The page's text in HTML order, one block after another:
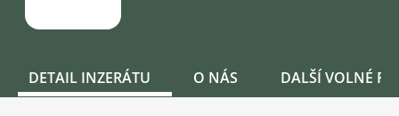
DETAIL INZERÁTU O NÁS DALŠÍ VOLNÉ